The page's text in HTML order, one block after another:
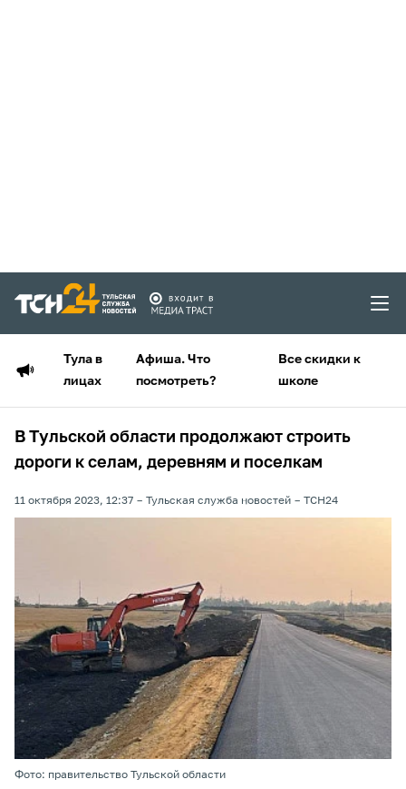
Тула в
лицах
Афиша. Что
посмотреть?
Все скидки к
школе
В Тульской области продолжают строить
дороги к селам, деревням и поселкам
11 октября 2023, 12:37 Тульская служба новостей ТСН24
Фото: правительство Тульской области